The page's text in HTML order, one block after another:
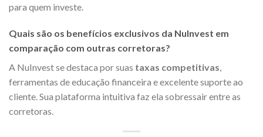
para quem investe.
Quais são os benefícios exclusivos da NuInvest em
comparação com outras corretoras?
A NuInvest se destaca por suas taxas competitivas,
ferramentas de educação financeira e excelente suporte ao
cliente. Sua plataforma intuitiva faz ela sobressair entre as
corretoras.